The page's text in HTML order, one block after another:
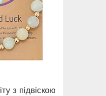
з підвіскою